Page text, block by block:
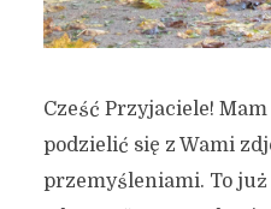
Cześć Przyjaciele!
podzielić się z Wami
przemyśleniami. To